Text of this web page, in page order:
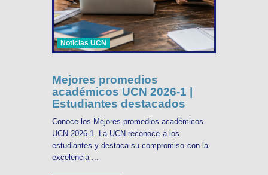
Noticias UCN
Mejores promedios
académicos UCN 2026-1 |
Estudiantes destacados
Conoce los Mejores promedios académicos
UCN 2026-1. La UCN reconoce a los
estudiantes y destaca su compromiso con la
excelencia ...